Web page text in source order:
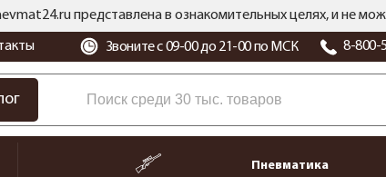
представлена в ознакомительных целях, и не
Звоните с 09-00 до 21-00 по МСК 8-800-
Пневматика